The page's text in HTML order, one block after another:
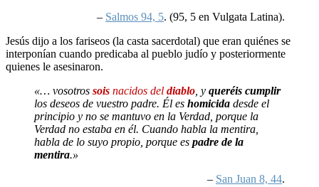
– Salmos 94, 5. (95, 5 en Vulgata Latina).
Jesús dijo a los fariseos (la casta sacerdotal) que eran quiénes se
interponían cuando predicaba al pueblo judío y posteriormente
quienes le asesinaron.
«… vosotros sois nacidos del diablo , y queréis cumplir
los deseos de vuestro padre. Él es homicida desde el
principio y no se mantuvo en la Verdad, porque la
Verdad no estaba en él. Cuando habla la mentira,
habla de lo suyo propio, porque es padre de la
mentira.»
– San Juan 8, 44.